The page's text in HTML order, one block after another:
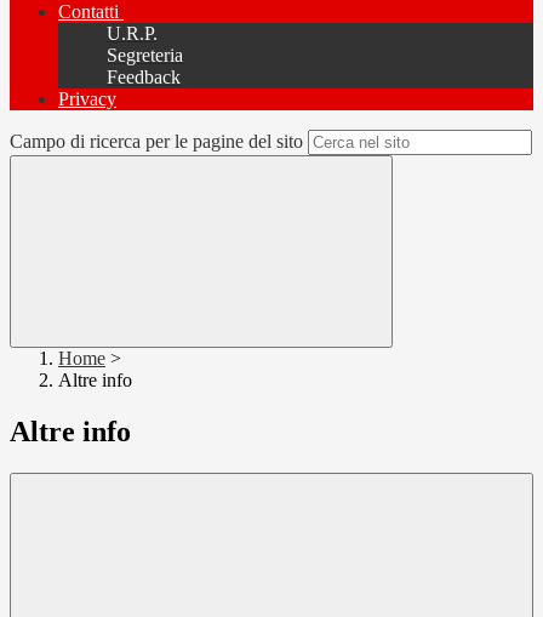
Contatti
U.R.P.
Segreteria
Feedback
Privacy
Campo di ricerca per le pagine del sito
Home >
Altre info
Altre info